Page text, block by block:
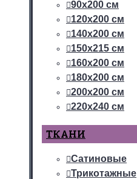
90х200 см
120х200 см
140х200 см
150х215 см
160х200 см
180х200 см
200х200 см
220х240 см
ТКАНИ
Сатиновые
Трикотажные